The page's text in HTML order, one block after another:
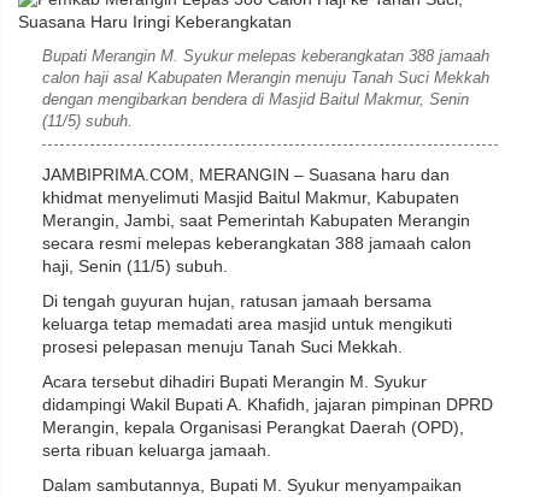
Bupati Merangin M. Syukur melepas keberangkatan 388 jamaah
calon haji asal Kabupaten Merangin menuju Tanah Suci Mekkah
dengan mengibarkan bendera di Masjid Baitul Makmur, Senin
(11/5) subuh.
JAMBIPRIMA.COM, MERANGIN – Suasana haru dan
khidmat menyelimuti Masjid Baitul Makmur, Kabupaten
Merangin, Jambi, saat Pemerintah Kabupaten Merangin
secara resmi melepas keberangkatan 388 jamaah calon
haji, Senin (11/5) subuh.
Di tengah guyuran hujan, ratusan jamaah bersama
keluarga tetap memadati area masjid untuk mengikuti
prosesi pelepasan menuju Tanah Suci Mekkah.
Acara tersebut dihadiri Bupati Merangin M. Syukur
didampingi Wakil BupatiA. Khafidh , jajaran pimpinan DPRD
Merangin, kepala Organisasi Perangkat Daerah (OPD),
serta ribuan keluarga jamaah.
Dalam sambutannya, Bupati M. Syukur menyampaikan